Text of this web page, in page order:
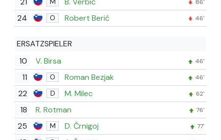
86'
24 O Robert Berić 46'
ERSATZSPIELER
10
V. Birsa 46'
11 O Roman Bezjak 46'
22 D M. Milec 62'
18 R. Rotman 76'
25 M D. Črnigoj 77'